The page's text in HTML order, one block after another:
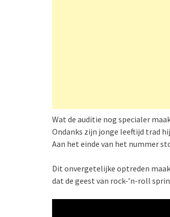
Wat de auditie nog specialer
Ondanks zijn jonge leeftijd trad
Aan het einde van het nummer
Dit onvergetelijke optreden
dat de geest van rock-’n-roll